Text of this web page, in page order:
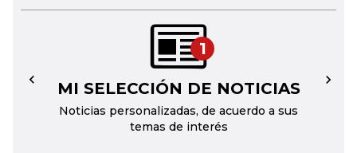
1
MI SELECCIÓN DE NOTICIAS
Noticias personalizadas, de acuerdo a sus
temas de interés
← →